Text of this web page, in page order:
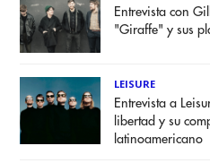
Entrevista con
"Giraffe" y sus
LEISURE
Entrevista a
libertad y su
latinoamericano